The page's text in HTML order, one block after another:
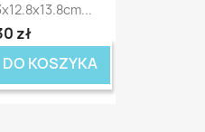
zł
DO KOSZYKA